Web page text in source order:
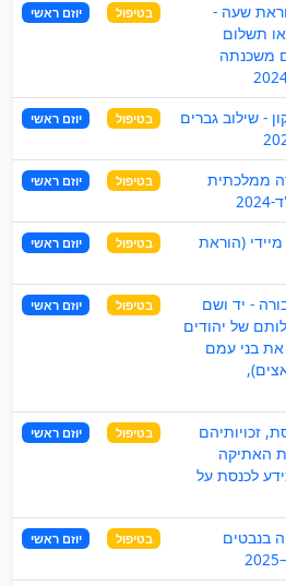
שעה -
תשלום
משכנתה
בטיפול יוזם ראשי
- שילוב גברים
בטיפול יוזם ראשי
ממלכתית
בטיפול יוזם ראשי
(הוראת
בטיפול יוזם ראשי
- יד ושם
של יהודים
בני עמם
בטיפול יוזם ראשי
זכויותיהם
האתיקה
לכנסת על
בטיפול יוזם ראשי
בנבטים
בטיפול יוזם ראשי